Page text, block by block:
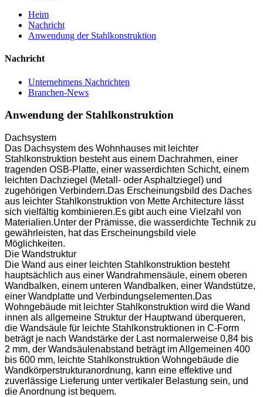
Heim
Nachricht
Anwendung der Stahlkonstruktion
Nachricht
Unternehmens Nachrichten
Branchen-News
Anwendung der Stahlkonstruktion
Dachsystem
Das Dachsystem des Wohnhauses mit leichter
Stahlkonstruktion besteht aus einem Dachrahmen, einer
tragenden OSB-Platte, einer wasserdichten Schicht, einem
leichten Dachziegel (Metall- oder Asphaltziegel) und
zugehörigen Verbindern.Das Erscheinungsbild des Daches
aus leichter Stahlkonstruktion von Mette Architecture lässt
sich vielfältig kombinieren.Es gibt auch eine Vielzahl von
Materialien.Unter der Prämisse, die wasserdichte Technik zu
gewährleisten, hat das Erscheinungsbild viele
Möglichkeiten.
Die Wandstruktur
Die Wand aus einer leichten Stahlkonstruktion besteht
hauptsächlich aus einer Wandrahmensäule, einem oberen
Wandbalken, einem unteren Wandbalken, einer Wandstütze,
einer Wandplatte und Verbindungselementen.Das
Wohngebäude mit leichter Stahlkonstruktion wird die Wand
innen als allgemeine Struktur der Hauptwand überqueren,
die Wandsäule für leichte Stahlkonstruktionen in C-Form
beträgt je nach Wandstärke der Last normalerweise 0,84 bis
2 mm, der Wandsäulenabstand beträgt im Allgemeinen 400
bis 600 mm, leichte Stahlkonstruktion Wohngebäude die
Wandkörperstrukturanordnung, kann eine effektive und
zuverlässige Lieferung unter vertikaler Belastung sein, und
die Anordnung ist bequem.